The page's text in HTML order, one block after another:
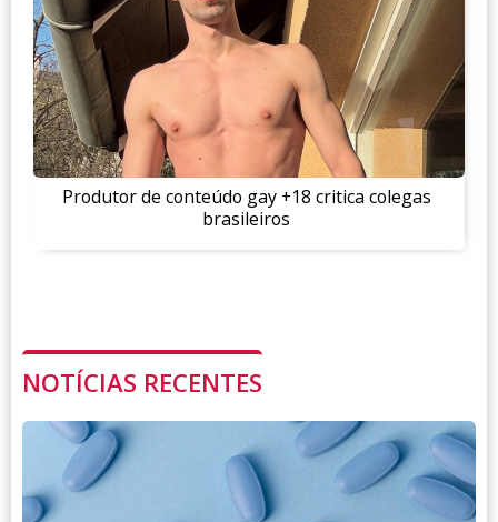
Produtor de conteúdo gay +18 critica colegas
brasileiros
NOTÍCIAS RECENTES